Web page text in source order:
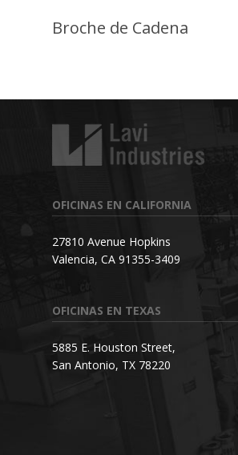
Broche de Cadena
OFICINAS EN CALIFORNIA
27810 Avenue Hopkins
Valencia, CA 91355-3409
OFICINAS EN TEXAS
5885 E. Houston Street,
San Antonio, TX 78220